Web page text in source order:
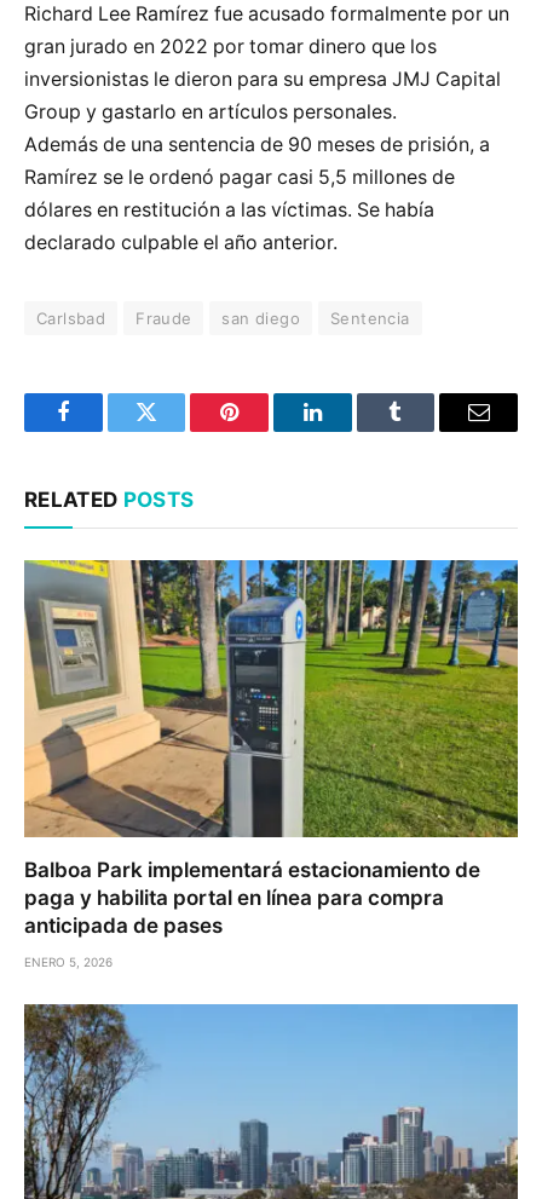
Richard Lee Ramírez fue acusado formalmente por un
gran jurado en 2022 por tomar dinero que los
inversionistas le dieron para su empresa JMJ Capital
Group y gastarlo en artículos personales.
Además de una sentencia de 90 meses de prisión, a
Ramírez se le ordenó pagar casi 5,5 millones de
dólares en restitución a las víctimas. Se había
declarado culpable el año anterior.
Carlsbad Fraude san diego Sentencia
FacebookTwitter Pinterest LinkedInTumblr Email
RELATED POSTS
Balboa Park implementará estacionamiento de
paga y habilita portal en línea para compra
anticipada de pases
ENERO 5, 2026